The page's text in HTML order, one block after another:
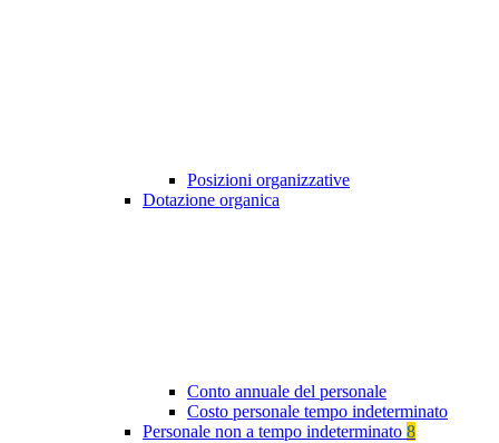
Posizioni organizzative
Dotazione organica
Conto annuale del personale
Costo personale tempo indeterminato
Personale non a tempo indeterminato 8